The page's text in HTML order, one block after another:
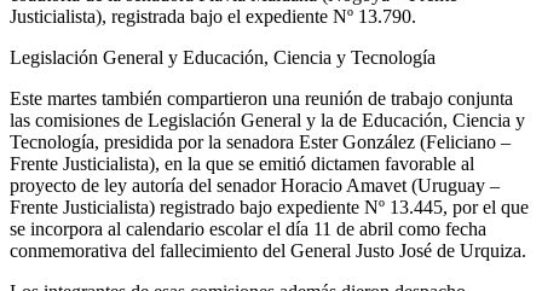
Justicialista), registrada bajo el expediente Nº 13.790.
Legislación General y Educación, Ciencia y Tecnología
Este martes también compartieron una reunión de trabajo conjunta
las comisiones de Legislación General y la de Educación, Ciencia y
Tecnología, presidida por la senadora Ester González (Feliciano –
Frente Justicialista), en la que se emitió dictamen favorable al
proyecto de ley autoría del senador Horacio Amavet (Uruguay –
Frente Justicialista) registrado bajo expediente Nº 13.445, por el que
se incorpora al calendario escolar el día 11 de abril como fecha
conmemorativa del fallecimiento del General Justo José de Urquiza.